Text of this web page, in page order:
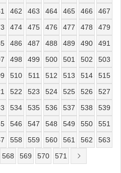
462 463 464 465 466
467
474 475 476 477 478
479
486 487 488 489 490
491
498 499 500 501 502
503
510 511 512 513 514
515
522 523 524 525 526
527
534 535 536 537 538
539
546 547 548 549 550
551
558 559 560 561 562
563
568 569 570 571